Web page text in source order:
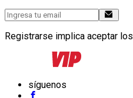
Registrarse implica aceptar los
síguenos